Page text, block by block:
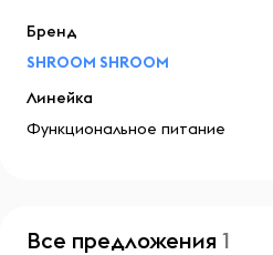
Бренд
SHROOM SHROOM
Линейка
Функциональное питание
Все предложения 1